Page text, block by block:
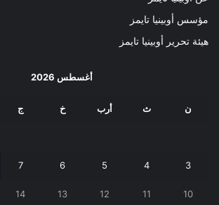
مؤسس أوبينيا تايمز
هيئة تحرير أوبينيا تايمز
أغسطس 2026
ن ث أرب خ ج
3
4
5
6
7
10
11
12
13
14